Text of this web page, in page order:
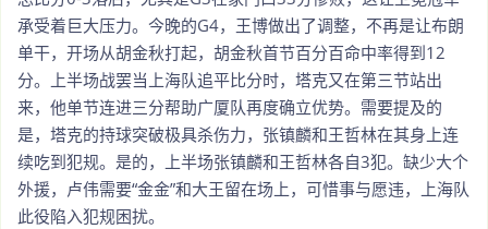
承受着巨大压力。今晚的G4，王博做出了调整，不再是让布朗
单干，开场从胡金秋打起，胡金秋首节百分百命中率得到12
分。上半场战罢当上海队追平比分时，塔克又在第三节站出
来，他单节连进三分帮助广厦队再度确立优势。需要提及的
是，塔克的持球突破极具杀伤力，张镇麟和王哲林在其身上连
续吃到犯规。是的，上半场张镇麟和王哲林各自3犯。缺少大个
外援，卢伟需要“金金”和大王留在场上，可惜事与愿违，上海队
此役陷入犯规困扰。